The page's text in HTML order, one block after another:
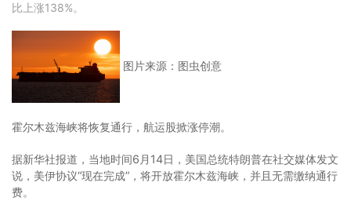
比上涨138%。
图片来源：图虫创意
霍尔木兹海峡将恢复通行，航运股掀涨停潮。
据新华社报道，当地时间6月14日，美国总统特朗普在社交媒体发文
说，美伊协议“现在完成”，将开放霍尔木兹海峡，并且无需缴纳通行
费。